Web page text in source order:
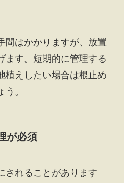
間はかかりますが、放置
ます。短期的に管理する
植えしたい場合は根止め
。
が必須
されることがあります